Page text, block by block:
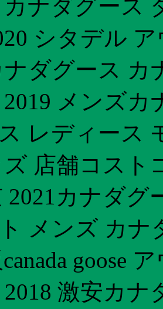
ナダグース
シタデル
ナダグース
メンズ
レディース
店舗コスト
2021カナダ
メンズ カナ
goose
2018 激安カ